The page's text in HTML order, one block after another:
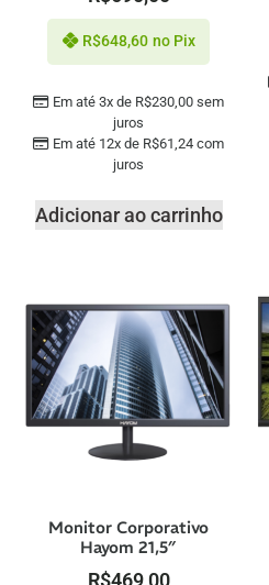
Em até 3x de R$230,00 sem
juros
Em até 12x de R$61,24 com
juros
R$648,60 no Pix
Adicionar ao carrinho
Monitor Corporativo
Hayom 21,5″